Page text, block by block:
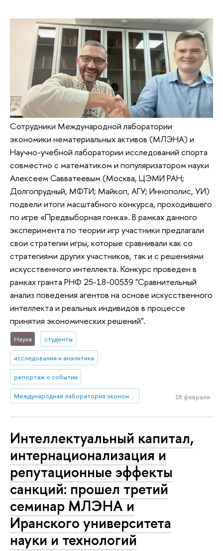
Сотрудники Международной лаборатории
экономики нематериальных активов (МЛЭНА) и
Научно-учебной лаборатории исследований спорта
совместно с математиком и популяризатором науки
Алексеем Савватеевым (Москва, ЦЭМИ РАН;
Долгопрудный, МФТИ; Майкоп, АГУ; Иннополис, УИ)
подвели итоги масштабного конкурса, проходившего
по игре «Предвыборная гонка». В рамках данного
эксперимента по теории игр участники предлагали
свои стратегии игры, которые сравнивали как со
стратегиями других участников, так и с решениями
искусственного интеллекта. Конкурс проведен в
рамках гранта РНФ 25-18-00539 "Сравнительный
анализ поведения агентов на основе искусственного
интеллекта и реальных индивидов в процессе
принятия экономических решений".
Наука студенты
исследования и аналитика
репортаж о событии
Международная лаборатория экономики нематериальных активов (Пермь) 18 февраля
Интеллектуальный капитал,
интернационализация и
репутационные эффекты
санкций: прошел третий
семинар МЛЭНА и
Иранского университета
науки и технологий